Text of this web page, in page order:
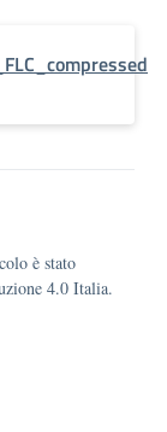
è stato
4.0 Italia.